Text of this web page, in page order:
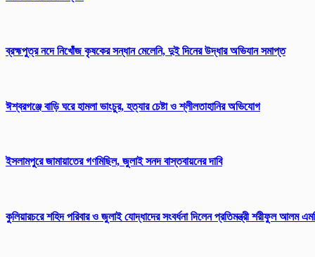
ব্রহ্মপুত্র নদে নিখোঁজ কৃষকের সন্ধান মেলেনি, দুই দিনের উদ্ধার অভিযান সমাপ্ত
ঈশ্বরগঞ্জে বাড়ি ঘরে হামলা ভাংচুর, হত্যার চেষ্টা ও শ্লীলতাহানির অভিযোগ
ইসলামপুরে জামায়াতের গণমিছিল, জুলাই সনদ বাস্তবায়নের দাবি
কুলিয়ারচরে শহিদ পরিবার ও জুলাই যোদ্ধাদের সংবর্ধনা দিলেন প্রতিমন্ত্রী শরীফুল আলম